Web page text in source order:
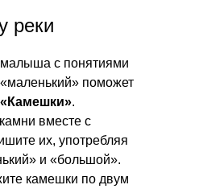
реки
малыша с понятиями
поможет
«Камешки».
вместе с
их, употребляя
и «большой».
камешки по двум